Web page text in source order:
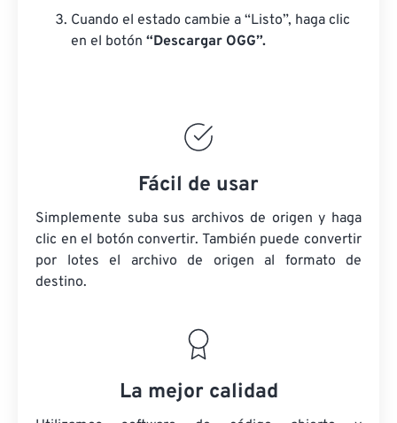
Cuando el estado cambie a “Listo”, haga clic
en el botón “Descargar OGG”.
Fácil de usar
Simplemente suba sus archivos de origen y haga
clic en el botón convertir. También puede convertir
por lotes el archivo de origen al formato de
destino.
La mejor calidad